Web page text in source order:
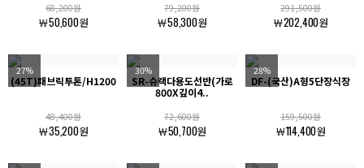
68,200원
￦50,600원
79,200원
￦58,300원
291,500원
￦202,400원
27%
(45T)패브릭투톤/H1200
48,400원
￦35,200원
30%
SR-슈랙다용도선반(가로
800X깊이4..
72,600원
￦50,700원
28%
DF-(국산)A형5단장식장
159,500원
￦114,400원